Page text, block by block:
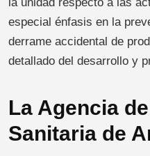
especial énfasis en la
derrame accidental de
detallado del desarrollo y
La Agencia
Sanitaria de